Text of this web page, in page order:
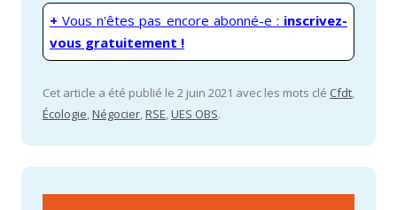
+ Vous n'êtes pas encore abonné-e : inscrivez-
vous gratuitement !
Cet article a été publié le 2 juin 2021 avec les mots clé Cfdt,
Écologie,Négocier,RSE,UES OBS.